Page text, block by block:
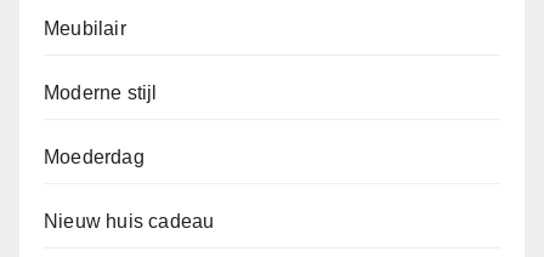
Meubilair
Moderne stijl
Moederdag
Nieuw huis cadeau